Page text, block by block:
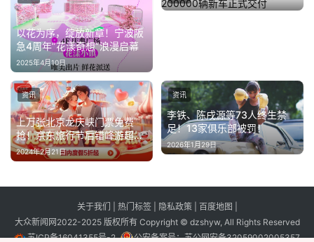
以花为序，绽放新章！宁波阪
急4周年”花漾奇想”浪漫启幕
2025年4月10日
200000辆新车正式交付
2025年5月21日
上万张北京龙庆峡门票免费
抢！京东旅行节后错峰游超值
开启
2024年2月21日
资讯
李铁、陈戌源等73人终生禁
足！13家俱乐部被罚！
2026年1月29日
资讯
关于我们 热门标签 隐私政策 百度地图
大众新闻网2022-2025 版权所有 Copyright © dzshyw, All Rights Reserved
苏ICP备16041355号-2
公安备案号：苏公网安备32059002005357